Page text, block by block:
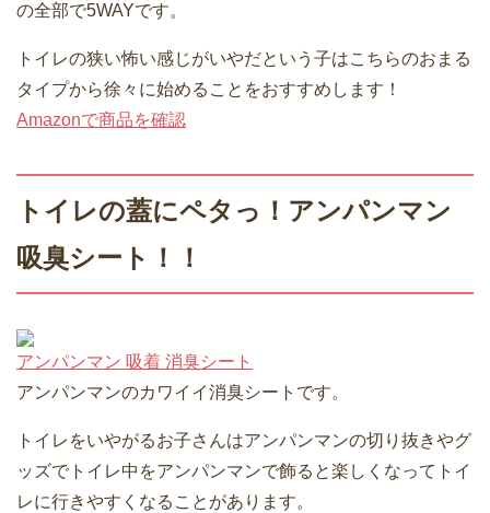
の全部で5WAYです。
トイレの狭い怖い感じがいやだという子はこちらのおまる
タイプから徐々に始めることをおすすめします！
Amazonで商品を確認
トイレの蓋にペタっ！アンパンマン
吸臭シート！！
アンパンマン 吸着 消臭シート
アンパンマンのカワイイ消臭シートです。
トイレをいやがるお子さんはアンパンマンの切り抜きやグ
ッズでトイレ中をアンパンマンで飾ると楽しくなってトイ
レに行きやすくなることがあります。